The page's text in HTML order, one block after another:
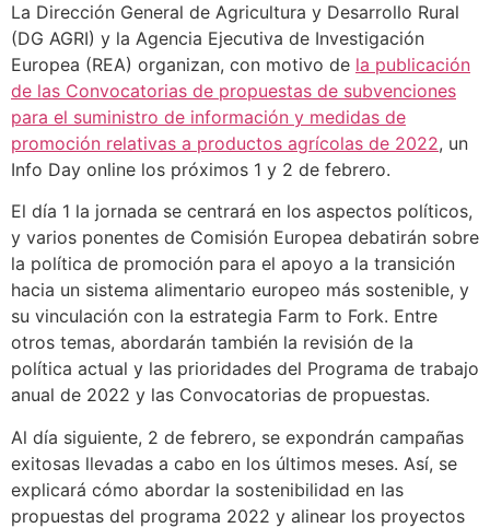
La Dirección General de Agricultura y Desarrollo Rural
(DG AGRI) y la Agencia Ejecutiva de Investigación
Europea (REA) organizan, con motivo de la publicación
de las Convocatorias de propuestas de subvenciones
para el suministro de información y medidas de
promoción relativas a productos agrícolas de 2022, un
Info Day online los próximos 1 y 2 de febrero.
El día 1 la jornada se centrará en los aspectos políticos,
y varios ponentes de Comisión Europea debatirán sobre
la política de promoción para el apoyo a la transición
hacia un sistema alimentario europeo más sostenible, y
su vinculación con la estrategia Farm to Fork. Entre
otros temas, abordarán también la revisión de la
política actual y las prioridades del Programa de trabajo
anual de 2022 y las Convocatorias de propuestas.
Al día siguiente, 2 de febrero, se expondrán campañas
exitosas llevadas a cabo en los últimos meses. Así, se
explicará cómo abordar la sostenibilidad en las
propuestas del programa 2022 y alinear los proyectos